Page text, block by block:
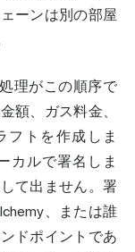
ーンは別の部屋
理がこの順序で
額、ガス料金、
フトを作成しま
カルで署名しま
て出ません。署
、または誰
ドポイントであ